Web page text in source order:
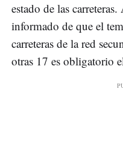
estado de las
informado de que el
carreteras de la red
otras 17 es obligatorio